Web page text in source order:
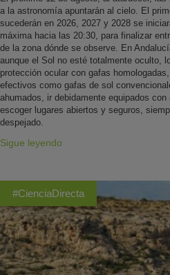
a la astronomía apuntarán al cielo. El
sucederán en 2026, 2027 y 2028 se
máxima hacia las 20:30, para finalizar
de la zona dónde se observe. En
aunque el Sol no esté totalmente oculto,
protección ocular con gafas
efectivos como gafas de sol
ahumados, ir debidamente equipados
escoger lugares abiertos y seguros,
despejado.
Sigue leyendo
#CienciaDirecta